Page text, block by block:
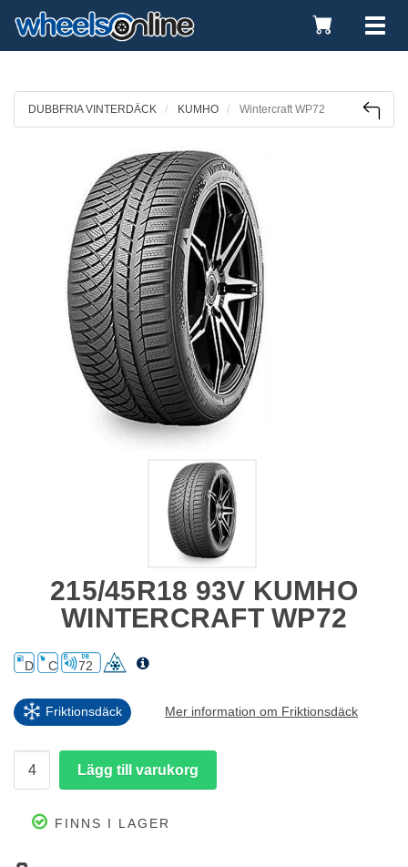
Toggle
Cart
DUBBFRIA VINTERDÄCK KUMHO Wintercraft WP72
215/45R18 93V KUMHO
WINTERCRAFT WP72
D C 72
Friktionsdäck Mer information om Friktionsdäck
FINNS I LAGER